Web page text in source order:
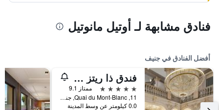
فنادق مشابهة لـ أوتيل مانوتيل
أفضل الفنادق في جنيف
فندق ذا ريتز كارلتون دي لا بييه، جنيف
5 نجوم
ممتاز 9.1
11, Quai du Mont-Blanc, جنيف, كانتون جنيف, سويسرا
0.0 كيلومتر عن وسط المدينة